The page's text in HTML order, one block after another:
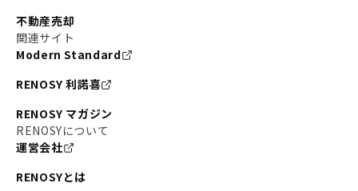
不動産売却
関連サイト
Modern Standard
RENOSY 利諾喜
RENOSY マガジン
RENOSYについて
運営会社
RENOSYとは